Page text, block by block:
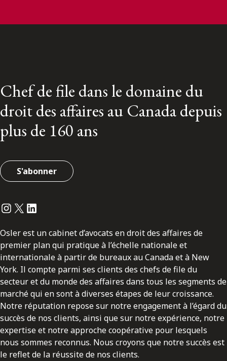
Chef de file dans le domaine du
droit des affaires au Canada depuis
plus de 160 ans
S'abonner
Instagram
Twitter
LinkedIn
Osler est un cabinet d’avocats en droit des affaires de
premier plan qui pratique à l’échelle nationale et
internationale à partir de bureaux au Canada et à New
York. Il compte parmi ses clients des chefs de file du
secteur et du monde des affaires dans tous les segments de
marché qui en sont à diverses étapes de leur croissance.
Notre réputation repose sur notre engagement à l’égard du
succès de nos clients, ainsi que sur notre expérience, notre
expertise et notre approche coopérative pour lesquels
nous sommes reconnus. Nous croyons que notre succès est
le reflet de la réussite de nos clients.